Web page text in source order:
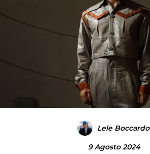
Lele Boccardo
9 Agosto 2024